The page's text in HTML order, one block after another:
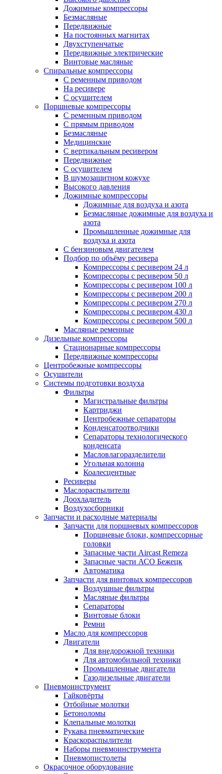
Дожимные компрессоры
Безмасляные
Передвижные
На постоянных магнитах
Двухступенчатые
Передвижные электрические
Винтовые масляные
Спиральные компрессоры
С ременным приводом
На ресивере
С осушителем
Поршневые компрессоры
С ременным приводом
С прямым приводом
Безмасляные
Медицинские
С вертикальным ресивером
Передвижные
С осушителем
В шумозащитном кожухе
Высокого давления
Дожимные компрессоры
Дожимные для воздуха и азота
Безмасляные дожимные для воздуха и
азота
Промышленные дожимные для
воздуха и азота
С бензиновым двигателем
Подбор по объёму ресивера
Компрессоры с ресивером 24 л
Компрессоры с ресивером 50 л
Компрессоры с ресивером 100 л
Компрессоры с ресивером 200 л
Компрессоры с ресивером 270 л
Компрессоры с ресивером 430 л
Компрессоры с ресивером 500 л
Масляные ременные
Дизельные компрессоры
Стационарные компрессоры
Передвижные компрессоры
Центробежные компрессоры
Осушители
Системы подготовки воздуха
Фильтры
Магистральные фильтры
Картриджи
Центробежные сепараторы
Конденсатоотводчики
Сепараторы технологического
конденсата
Масловлагоразделители
Угольная колонна
Коалесцентные
Ресиверы
Маслораспылители
Доохладитель
Воздухосборники
Запчасти и расходные материалы
Запчасти для поршневых компрессоров
Поршневые блоки, компрессорные
головки
Запасные части Aircast Remeza
Запасные части АСО Бежецк
Автоматика
Запчасти для винтовых компрессоров
Воздушные фильтры
Масляные фильтры
Сепараторы
Винтовые блоки
Ремни
Масло для компрессоров
Двигатели
Для внедорожной техники
Для автомобильной техники
Промышленные двигатели
Газодизельные двигатели
Пневмоинструмент
Гайковёрты
Отбойные молотки
Бетоноломы
Клепальные молотки
Рукава пневматические
Краскораспылители
Наборы пневмоинструмента
Пневмопистолеты
Окрасочное оборудование